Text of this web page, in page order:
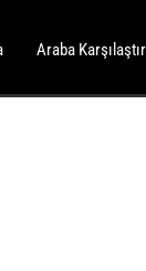
Araba